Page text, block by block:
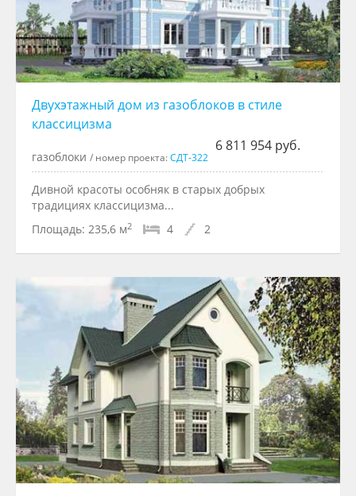
Двухэтажный дом из газоблоков в стиле
классицизма
6 811 954 руб.
газоблоки / номер проекта:СДТ-322
Дивной красоты особняк в старых добрых
традициях классицизма...
Площадь: 235,6 м2 4 2